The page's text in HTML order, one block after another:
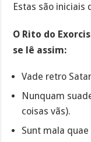
Estas são iniciais
O Rito do
se lê assim:
Vade retro
Nunquam
coisas vãs).
Sunt mala